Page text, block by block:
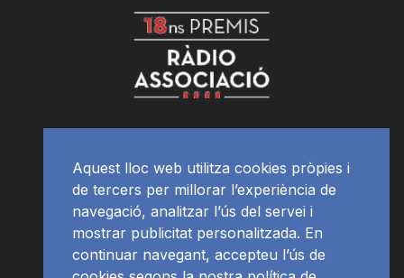
Aquest lloc web utilitza cookies pròpies i
de tercers per millorar l’experiència de
navegació, analitzar l’ús del servei i
mostrar publicitat personalitzada. En
continuar navegant, accepteu l’ús de